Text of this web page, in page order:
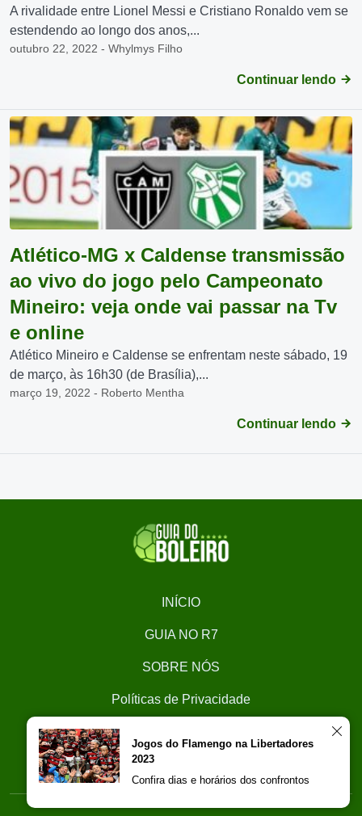
A rivalidade entre Lionel Messi e Cristiano Ronaldo vem se
estendendo ao longo dos anos,...
outubro 22, 2022 - Whylmys Filho
Continuar lendo
Atlético-MG x Caldense transmissão
ao vivo do jogo pelo Campeonato
Mineiro: veja onde vai passar na Tv
e online
Atlético Mineiro e Caldense se enfrentam neste sábado, 19
de março, às 16h30 (de Brasília),...
março 19, 2022 - Roberto Mentha
Continuar lendo
INÍCIO
GUIA NO R7
SOBRE NÓS
Políticas de Privacidade
Trabalhe Conosco
Jogos do Flamengo na Libertadores
2023
Confira dias e horários dos confrontos